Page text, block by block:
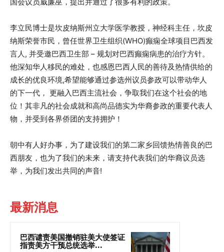
李立民博士是坎皮纳斯州立大学医学教授，神经科主任，坎皮
纳斯荣誉市民，曾任世界卫生组织(WHO)癫痫全球项目巴西发
言人, 并受邀巴西卫生部 – 规划对巴西癫痫病患的治疗方针。
他深知华人移民的难处，也感恩巴西人民的善待及热情供给的
成长的优良环境,希望能够通过参选州议员参政可以带动华人
的下一代， 更融入巴西主流社会，争取我们在这个社会的地
位！其非凡的社会成就和高尚品德实为华裔参政的重要代表人
物，并受到各界侨团的支持拥护！
朝中有人好办事，为了建设我们的第二家乡回馈热情善良的巴
西朋友，也为了我们的未来，请支持代表我们的华裔议员选
举，为我们发出共同的声音!
最新消息
巴西谴责美国撤销驻美大使签证
指责美方干预总统选举...